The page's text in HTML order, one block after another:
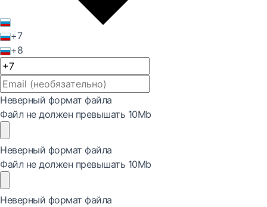
+7
+8
Неверный формат файла
Файл не должен превышать 10Mb
Неверный формат файла
Файл не должен превышать 10Mb
Неверный формат файла